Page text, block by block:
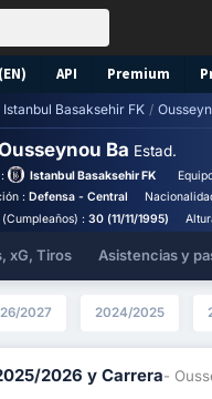
API Premium
Istanbul Basaksehir FK /
Ba Estad.
Istanbul Basaksehir FK
: Defensa - Central
(Cumpleaños) : 30 (11/11/1995)
xG, Tiros Asistencias y
2027 2024/2025
2026 y Carrera-